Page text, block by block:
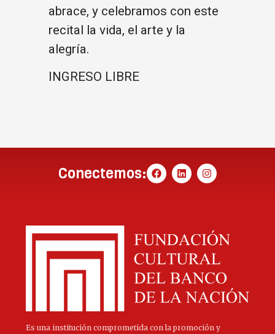
abrace, y celebramos con este
recital la vida, el arte y la
alegría.
INGRESO LIBRE
Conectemos:
Es una institución comprometida con la promoción y